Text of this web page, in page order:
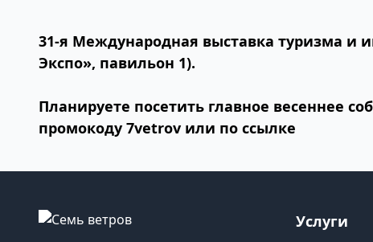
31-я Международная выставка туризма и
Экспо», павильон 1).
Планируете посетить главное весеннее
промокоду 7vetrov или по ссылке
Услуги